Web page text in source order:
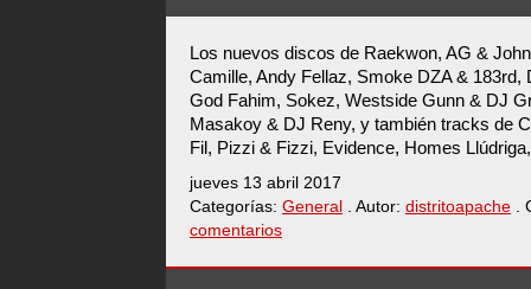
Los nuevos discos de Raekwon, AG &
Camille, Andy Fellaz, Smoke DZA &
God Fahim, Sokez, Westside Gunn & DJ
Masakoy & DJ Reny, y también tracks de
Fil, Pizzi & Fizzi, Evidence, Homes
jueves 13 abril 2017
Categorías: General . Autor: distritoapache .
comentarios